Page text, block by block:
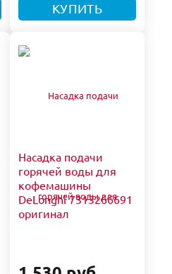
КУПИТЬ
Насадка подачи
горячей воды для
кофемашины
DeLonghi 7313266691
оригинал